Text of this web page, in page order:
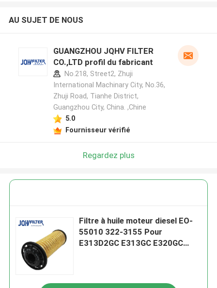
AU SUJET DE NOUS
GUANGZHOU JQHV FILTER
CO.,LTD profil du fabricant
No.218, Street2, Zhuji
International Machinary City, No.36,
Zhuji Road, Tianhe District,
Guangzhou City, China. ,Chine
5.0
Fournisseur vérifié
Regardez plus
Filtre à huile moteur diesel EO-
55010 322-3155 Pour
E313D2GC E313GC E320GC